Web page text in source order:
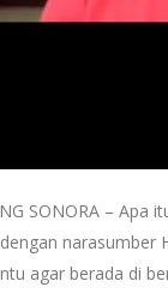
SONORA – Apa
narasumber
agar berada di